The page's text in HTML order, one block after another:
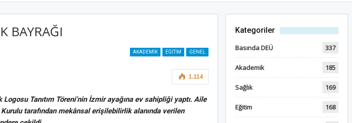
BAYRAĞI
AKADEMIK EĞITIM GENEL
1.114
Tanıtım Töreni’nin İzmir ayağına ev sahipliği yaptı. Aile
tarafından mekânsal erişilebilirlik alanında verilen
Kategoriler
Basında DEÜ 337
Akademik 185
Sağlık 169
Eğitim 168